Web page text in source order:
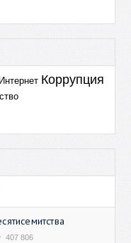
Интернет Коррупция
407 806